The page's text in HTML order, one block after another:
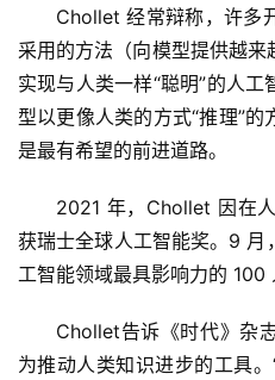
Chollet 经常辩称，许多
采用的方法（向模型提供越
实现与人类一样“聪明”的人
型以更像人类的方式“推理”的
是最有希望的前进道路。
2021 年，Chollet 因在
获瑞士全球人工智能奖。9 月
工智能领域最具影响力的 100
Chollet告诉《时代》杂
为推动人类知识进步的工具